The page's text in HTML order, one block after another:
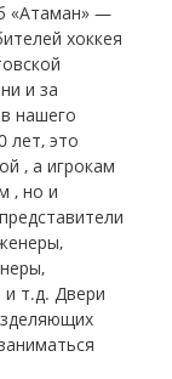
«Атаман» —
хоккея
и за
нашего
лет, это
, а игрокам
, но и
т.д. Двери